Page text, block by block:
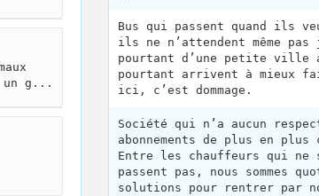
un g...
Bus qui passent quand ils
ils ne n’attendent même
pourtant d’une petite ville
pourtant arrivent à mieux
ici, c’est dommage.
Société qui n’a aucun
abonnements de plus en
Entre les chauffeurs qui ne
passent pas, nous sommes
solutions pour rentrer par